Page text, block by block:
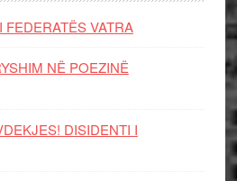
FEDERATËS VATRA
NË POEZINË
DISIDENTI I